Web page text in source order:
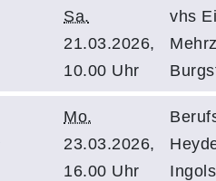
Sa.
21.03.2026,
10.00 Uhr
vhs
Mo.
23.03.2026,
16.00 Uhr